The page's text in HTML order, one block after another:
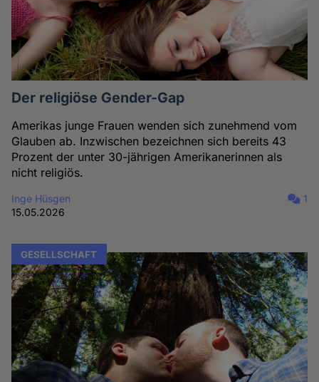
Der religiöse Gender-Gap
Amerikas junge Frauen wenden sich zunehmend vom
Glauben ab. Inzwischen bezeichnen sich bereits 43
Prozent der unter 30-jährigen Amerikanerinnen als
nicht religiös.
Inge Hüsgen
15.05.2026
1
GESELLSCHAFT